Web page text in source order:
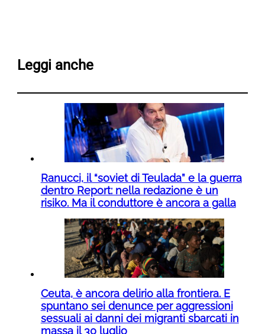
Leggi anche
Ranucci, il “soviet di Teulada” e la guerra
dentro Report: nella redazione è un
risiko. Ma il conduttore è ancora a galla
Ceuta, è ancora delirio alla frontiera. E
spuntano sei denunce per aggressioni
sessuali ai danni dei migranti sbarcati in
massa il 30 luglio